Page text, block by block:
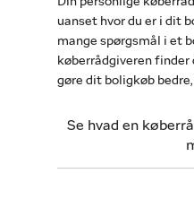
uanset hvor du er i dit
mange spørgsmål i et
køberrådgiveren finder
gøre dit boligkøb
Se hvad en